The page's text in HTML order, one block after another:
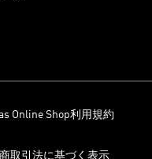
Online Shop利用規約
取引法に基づく表示